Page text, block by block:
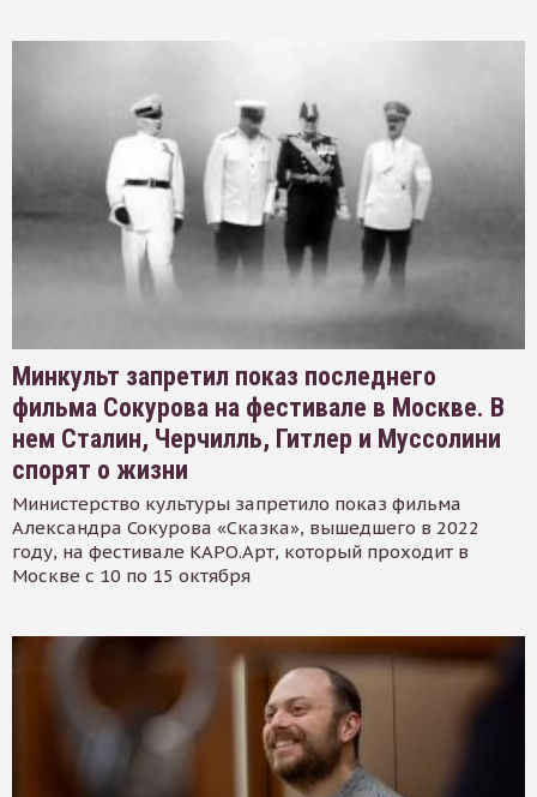
Минкульт запретил показ последнего
фильма Сокурова на фестивале в Москве. В
нем Сталин, Черчилль, Гитлер и Муссолини
спорят о жизни
Министерство культуры запретило показ фильма
Александра Сокурова «Сказка», вышедшего в 2022
году, на фестивале КАРО.Арт, который проходит в
Москве с 10 по 15 октября